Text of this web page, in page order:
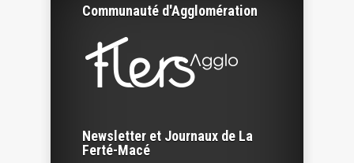
Communauté d'Agglomération
Newsletter et Journaux de La
Ferté-Macé